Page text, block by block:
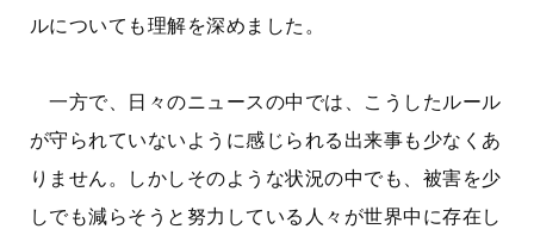
ルについても理解を深めました。
一方で、日々のニュースの中では、こうしたルール
が守られていないように感じられる出来事も少なくあ
りません。しかしそのような状況の中でも、被害を少
しでも減らそうと努力している人々が世界中に存在し